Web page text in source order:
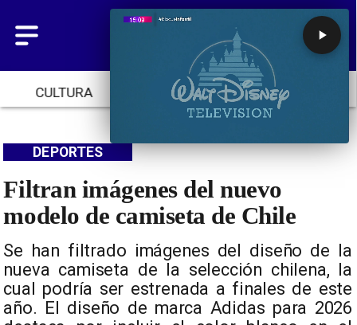
CULTURA TENDENCIAS INICIO
Filtran imágenes del nuevo
modelo de camiseta de Chile
Se han filtrado imágenes del diseño de la
nueva camiseta de la selección chilena, la
cual podría ser estrenada a finales de este
año. El diseño de marca Adidas para 2026
DEPORTES